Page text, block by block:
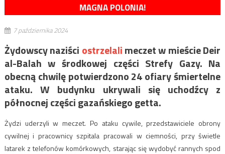
MAGNA POLONIA!
7 października 2024
Żydowscy naziści ostrzelalimeczet w mieście Deir
al-Balah w środkowej części Strefy Gazy. Na
obecną chwilę potwierdzono 24 ofiary śmiertelne
ataku. W budynku ukrywali się uchodźcy z
północnej części gazańskiego getta.
Żydzi uderzyli w meczet. Po ataku cywile, przedstawiciele obrony
cywilnej i pracownicy szpitala pracowali w ciemności, przy świetle
latarek z telefonów komórkowych, starając się wydobyć rannych spod